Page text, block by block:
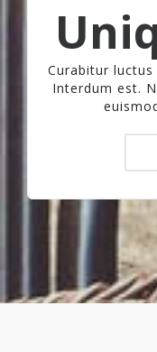
Curabitur
Interdum est.